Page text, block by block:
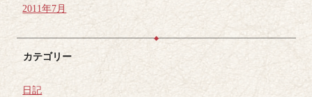
2011年7月
カテゴリー
日記